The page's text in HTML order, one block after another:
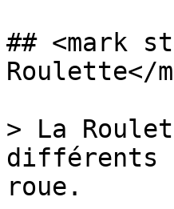
## <mark
Roulette</
> La
différents
roue.